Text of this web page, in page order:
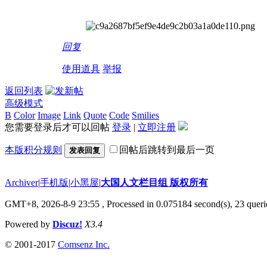
回复
使用道具 举报
返回列表
高级模式
B Color Image Link Quote Code Smilies
您需要登录后才可以回帖 登录 | 立即注册
本版积分规则 发表回复 回帖后跳转到最后一页
Archiver|手机版|小黑屋|大国人文栏目组 版权所有
GMT+8, 2026-8-9 23:55 , Processed in 0.075184 second(s), 23
Powered by Discuz! X3.4
© 2001-2017 Comsenz Inc.